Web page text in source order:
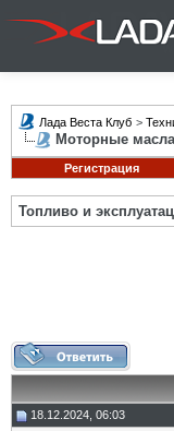
Лада Веста Клуб >
Моторные
Регистрация
Топливо и
18.12.2024, 06:03